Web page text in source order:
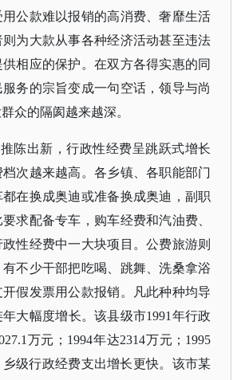
公款难以报销的高消费、奢靡生活
为大款从事各种经济活动甚至违法
相应的保护。在双方各得实惠的同
务的宗旨变成一句空话，领导与尚
众的隔阂越来越深。
陈出新，行政性经费呈跳跃式增长
次越来越高。各乡镇、各职能部门
在换成奥迪或准备换成奥迪，副职
求配备专车，购车经费和汽油费、
性经费中一大块项目。公费旅游则
不少干部把吃喝、跳舞、洗桑拿浴
假发票用公款报销。凡此种种均导
大幅度增长。该县级市1991年行政
万元；1994年达2314万元；1995
乡级行政经费支出增长更快。该市某